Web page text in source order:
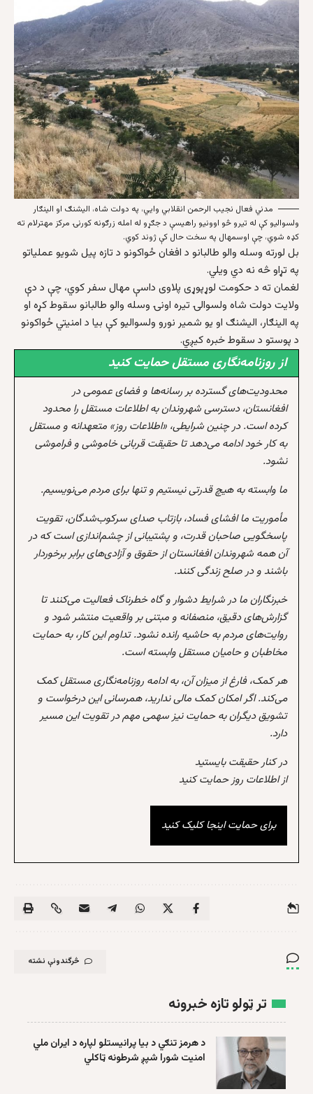
مدني فعال نجیب الرحمن انقلابي وایي، په دولت شاه، الیشنګ او الینګار
ولسوالیو کې له تیرو څو اوونیو راهیسې د جګړو له امله زرګونه کورنۍ مرکز مهترلام ته
کډه شوي، چې اوسمهال په سخت حال کې ژوند کوي.
بل لورته وسله والو طالبانو د افغان ځواکونو د تازه پيل شویو عملیاتو
په تړاو څه نه دي ویلي.
لغمان ته د حکومت لوړپوړی پلاوی داسې مهال سفر کوي، چې د دې
ولایت دولت شاه ولسوالۍ تیره اونۍ وسله والو طالبانو سقوط کړه او
په الینګار، الیشنګ او یو شمیر نورو ولسوالیو کې بیا د امنیتي ځواکونو
د پوستو د سقوط خبره کیږي.
از روزنامه‌نگاری مستقل حمایت کنید
محدودیت‌های گسترده بر رسانه‌ها و فضای عمومی در
افغانستان، دسترسی شهروندان به اطلاعات مستقل را محدود
کرده است. در چنین شرایطی، «اطلاعات روز» متعهدانه و مستقل
به کار خود ادامه می‌دهد تا حقیقت قربانی خاموشی و فراموشی
نشود.
ما وابسته به هیچ قدرتی نیستیم و تنها برای مردم می‌نویسیم.
مأموریت ما افشای فساد، بازتاب صدای سرکوب‌شدگان، تقویت
پاسخگویی صاحبان قدرت، و پشتیبانی از چشم‌اندازی است که در
آن همه شهروندان افغانستان از حقوق و آزادی‌های برابر برخوردار
باشند و در صلح زندگی کنند.
خبرنگاران ما در شرایط دشوار و گاه خطرناک فعالیت می‌کنند تا
گزارش‌های دقیق، منصفانه و مبتنی بر واقعیت منتشر شود و
روایت‌های مردم به حاشیه رانده نشود. تداوم این کار، به حمایت
مخاطبان و حامیان مستقل وابسته است.
هر کمک، فارغ از میزان آن، به ادامه روزنامه‌نگاری مستقل کمک
می‌کند. اگر امکان کمک مالی ندارید، همرسانی این درخواست و
تشویق دیگران به حمایت نیز سهمی مهم در تقویت این مسیر
دارد.
در کنار حقیقت بایستید
از اطلاعات روز حمایت کنید
برای حمایت اینجا کلیک کنید
څرگندونې نشته
تر ټولو تازه خبرونه
د هرمز تنګي د بیا پرانیستلو لپاره د ایران ملي
امنیت شورا شپږ شرطونه ټاکلي